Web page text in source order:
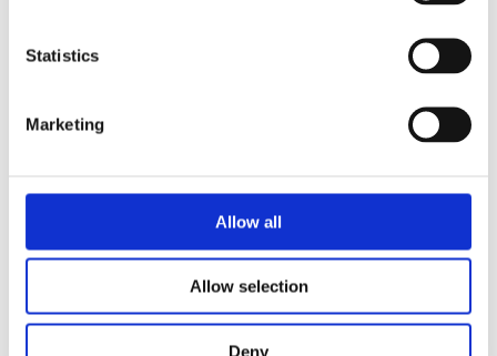
Statistics
Marketing
Allow all
Allow selection
Deny
Fargesett i 52 deler
184kr